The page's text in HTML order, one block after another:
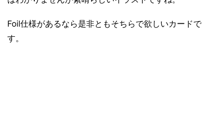
Foil仕様があるなら是非ともそちらで欲しいカードで
す。